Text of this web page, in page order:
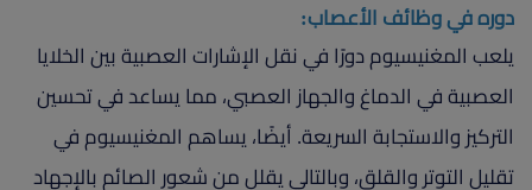
دوره في وظائف الأعصاب:
يلعب المغنيسيوم دورًا في نقل الإشارات العصبية بين الخلايا
العصبية في الدماغ والجهاز العصبي، مما يساعد في تحسين
التركيز والاستجابة السريعة. أيضًا، يساهم المغنيسيوم في
تقليل التوتر والقلق، وبالتالي يقلل من شعور الصائم بالإجهاد